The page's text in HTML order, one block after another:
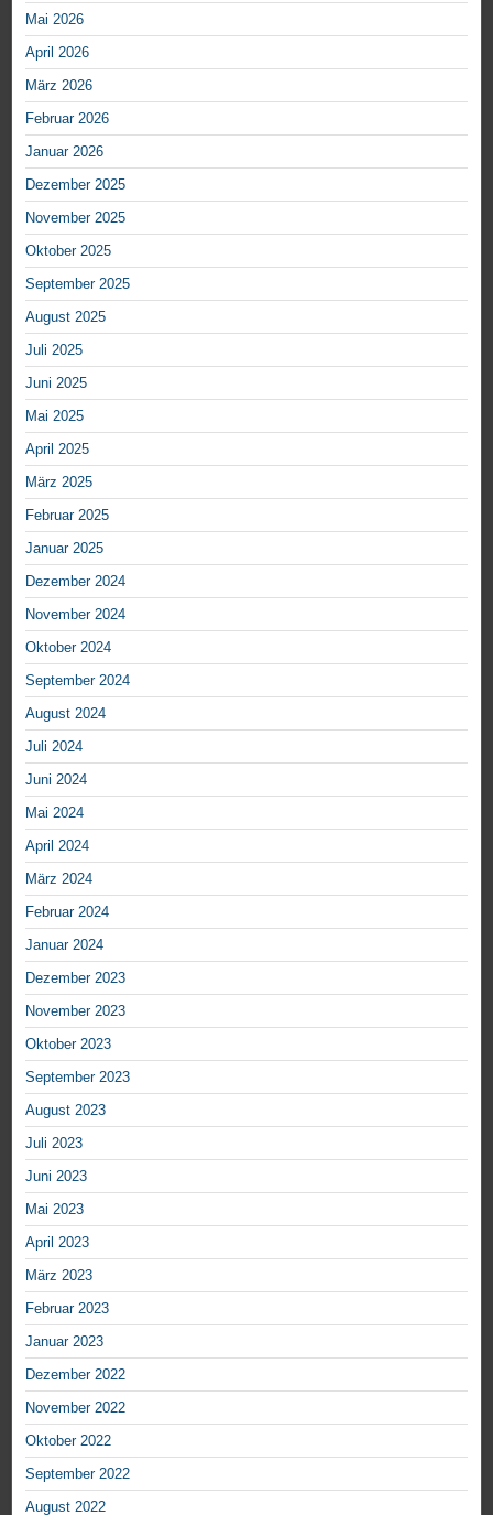
Mai 2026
April 2026
März 2026
Februar 2026
Januar 2026
Dezember 2025
November 2025
Oktober 2025
September 2025
August 2025
Juli 2025
Juni 2025
Mai 2025
April 2025
März 2025
Februar 2025
Januar 2025
Dezember 2024
November 2024
Oktober 2024
September 2024
August 2024
Juli 2024
Juni 2024
Mai 2024
April 2024
März 2024
Februar 2024
Januar 2024
Dezember 2023
November 2023
Oktober 2023
September 2023
August 2023
Juli 2023
Juni 2023
Mai 2023
April 2023
März 2023
Februar 2023
Januar 2023
Dezember 2022
November 2022
Oktober 2022
September 2022
August 2022